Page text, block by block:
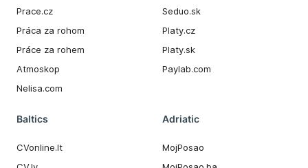
Prace.cz
Práca za rohom
Práce za rohem
Atmoskop
Nelisa.com
Seduo.sk
Platy.cz
Platy.sk
Paylab.com
Baltics
CVonline.lt
Adriatic
MojPosao